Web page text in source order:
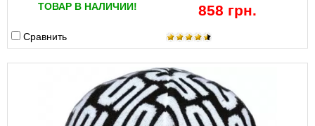
ТОВАР В НАЛИЧИИ!
858 грн.
Сравнить